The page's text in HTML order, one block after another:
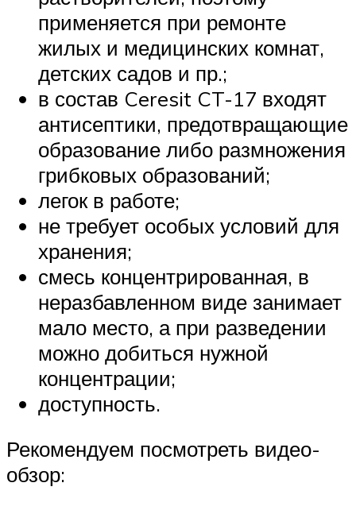
применяется при ремонте
жилых и медицинских комнат,
детских садов и пр.;
в состав Ceresit CT-17 входят
антисептики, предотвращающие
образование либо размножения
грибковых образований;
легок в работе;
не требует особых условий для
хранения;
смесь концентрированная, в
неразбавленном виде занимает
мало место, а при разведении
можно добиться нужной
концентрации;
доступность.
Рекомендуем посмотреть видео-
обзор: